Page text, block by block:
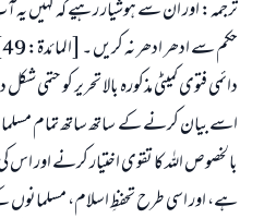
ترجمہ: اور ان سے ہوشیار رہیے کہ کہیں
حکم سے ادھر ادھر نہ کریں ۔ [المائدة: 49]
دائمی فتوی کمیٹی مذکورہ بالا تحریر کو
اسے بیان کرنے کے ساتھ ساتھ تمام
بالخصوص اللہ کا تقوی اختیار کرنے اور
ہے، اور اسی طرح تحفظِ اسلام،